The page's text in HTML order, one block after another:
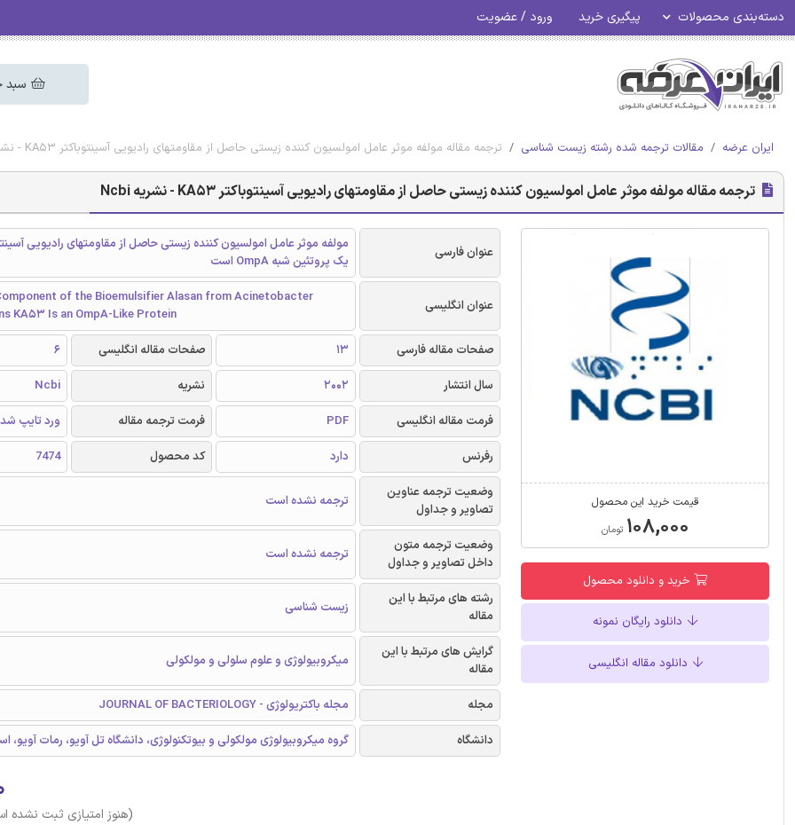
دسته‌بندی محصولات پیگیری خرید ورود / عضویت
سبد
ایران عرضه مقالات ترجمه شده رشته زیست شناسی ترجمه مقاله مولفه موثر عامل امولسیون کننده زیستی حاصل از مقاومتهای رادیویی آسینتوباکتر KA53 - نشریه Ncbi
ترجمه مقاله مولفه موثر عامل امولسیون کننده زیستی حاصل از مقاومتهای رادیویی آسینتوباکتر KA53 - نشریه Ncbi
قیمت خرید این محصول
۱۰۸,۰۰۰ تومان
خرید و دانلود محصول
دانلود رایگان نمونه
دانلود مقاله انگلیسی
عنوان فارسی یک پروتئین شبه OmpA است
عنوان انگلیسی
of the Bioemulsifier Alasan from Acinetobacter
KA53 Is an OmpA-Like Protein
صفحات مقاله فارسی
13 صفحات مقاله انگلیسی
6
سال انتشار
2002 نشریه
Ncbi
فرمت مقاله انگلیسی
PDF فرمت ترجمه مقاله
ورد تایپ
رفرنس
دارد کد محصول
7474
وضعیت ترجمه عناوین
تصاویر و جداول
ترجمه نشده است
وضعیت ترجمه متون
داخل تصاویر و جداول
ترجمه نشده است
رشته های مرتبط با این
مقاله
زیست شناسی
گرایش های مرتبط با این
مقاله
میکروبیولوژی و علوم سلولی و مولکولی
مجله
مجله باکتریولوژی - JOURNAL OF BACTERIOLOGY
دانشگاه
گروه میکروبیولوژی مولکولی و بیوتکنولوژی، دانشگاه تل آویو، رمات آویو،
(هنوز امتیازی ثبت نشده